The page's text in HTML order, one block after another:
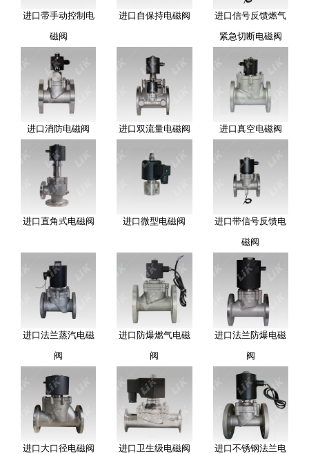
进口带手动控制电
磁阀
进口自保持电磁阀
进口信号反馈燃气
紧急切断电磁阀
进口消防电磁阀 进口双流量电磁阀 进口真空电磁阀
进口直角式电磁阀 进口微型电磁阀
进口带信号反馈电
磁阀
进口法兰蒸汽电磁
阀
进口防爆燃气电磁
阀
进口法兰防爆电磁
阀
进口大口径电磁阀 进口卫生级电磁阀
进口不锈钢法兰电